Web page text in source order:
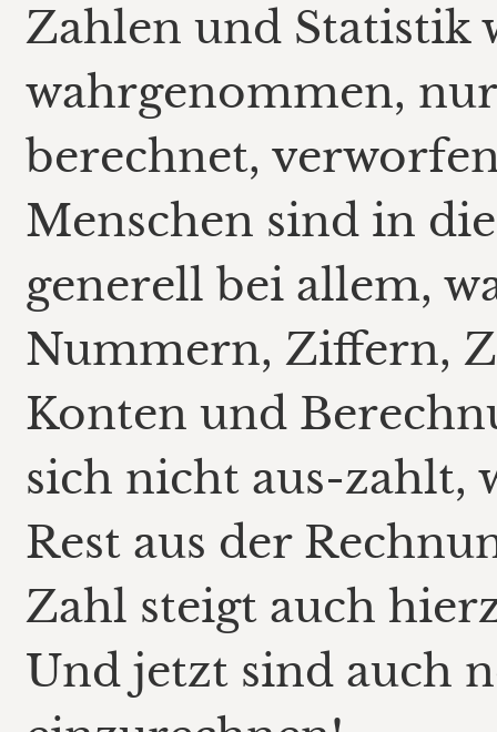
Zahlen und Statistik
wahrgenommen,
berechnet,
Menschen sind in
generell bei allem,
Nummern, Ziffern,
Konten und
sich nicht aus-zahlt,
Rest aus der
Zahl steigt auch
Und jetzt sind auch